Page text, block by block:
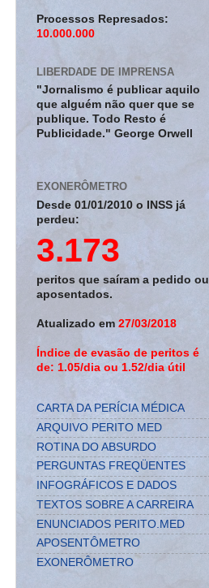
Processos Represados:
10.000.000
LIBERDADE DE IMPRENSA
"Jornalismo é publicar aquilo
que alguém não quer que se
publique. Todo Resto é
Publicidade." George Orwell
EXONERÔMETRO
Desde 01/01/2010 o INSS já
perdeu:
3.173
peritos que saíram a pedido ou
aposentados.
Atualizado em 27/03/2018
Índice de evasão de peritos é
de: 1.05/dia ou 1.52/dia útil
CARTA DA PERÍCIA MÉDICA
ARQUIVO PERITO MED
ROTINA DO ABSURDO
PERGUNTAS FREQÜENTES
INFOGRÁFICOS E DADOS
TEXTOS SOBRE A CARREIRA
ENUNCIADOS PERITO.MED
APOSENTÔMETRO
EXONERÔMETRO